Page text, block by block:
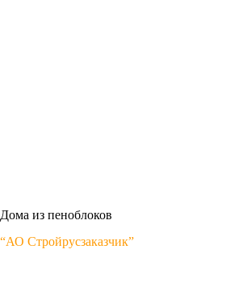
Дома из пеноблоков
“АО Стройрусзаказчик”